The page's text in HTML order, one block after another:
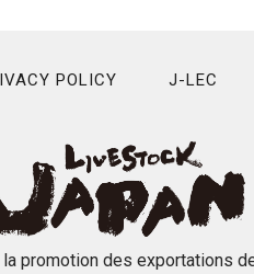
POLICY J-LEC
la promotion des exportations